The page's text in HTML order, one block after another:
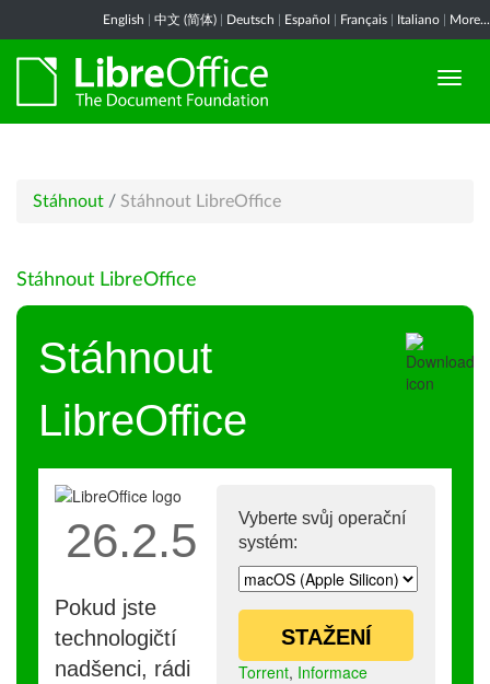
English 中文 (简体) Deutsch Español Français Italiano More...
Stáhnout / Stáhnout LibreOffice
Stáhnout LibreOffice
Stáhnout
LibreOffice
Vyberte svůj operační
systém:
STAŽENÍ
Torrent, Informace
26.2.5
Pokud jste
technologičtí
nadšenci, rádi